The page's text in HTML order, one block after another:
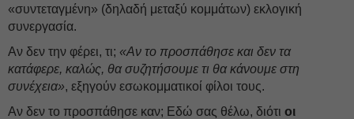
«συντεταγμένη» (δηλαδή μεταξύ κομμάτων) εκλογική
συνεργασία.
Αν δεν την φέρει, τι; «Αν το προσπάθησε και δεν τα
κατάφερε, καλώς, θα συζητήσουμε τι θα κάνουμε στη
συνέχεια», εξηγούν εσωκομματικοί φίλοι τους.
Αν δεν το προσπάθησε καν; Εδώ σας θέλω, διότι οι